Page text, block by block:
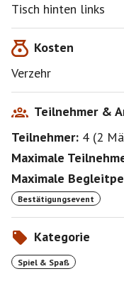
Tisch hinten links
Kosten
Verzehr
Teilnehmer &
Teilnehmer: 4 (2
Maximale
Maximale
Bestätigungsevent
Kategorie
Spiel & Spaß